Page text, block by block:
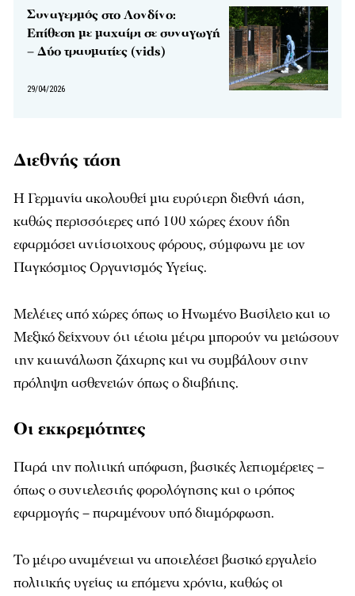
Συναγερμός στο Λονδίνο:
Επίθεση με μαχαίρι σε συναγωγή
– Δύο τραυματίες (vids)
29/04/2026
Διεθνής τάση
Η Γερμανία ακολουθεί μια ευρύτερη διεθνή τάση,
καθώς περισσότερες από 100 χώρες έχουν ήδη
εφαρμόσει αντίστοιχους φόρους, σύμφωνα με τον
Παγκόσμιος Οργανισμός Υγείας.
Μελέτες από χώρες όπως το Ηνωμένο Βασίλειο και το
Μεξικό δείχνουν ότι τέτοια μέτρα μπορούν να μειώσουν
την κατανάλωση ζάχαρης και να συμβάλουν στην
πρόληψη ασθενειών όπως ο διαβήτης.
Οι εκκρεμότητες
Παρά την πολιτική απόφαση, βασικές λεπτομέρειες –
όπως ο συντελεστής φορολόγησης και ο τρόπος
εφαρμογής – παραμένουν υπό διαμόρφωση.
Το μέτρο αναμένεται να αποτελέσει βασικό εργαλείο
πολιτικής υγείας τα επόμενα χρόνια, καθώς οι